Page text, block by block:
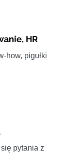
, HR
how, pigułki
pytania z